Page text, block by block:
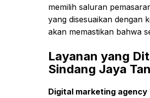
memilih saluran
yang disesuaikan dengan
akan memastikan bahwa
Layanan yang
Sindang Jaya
Digital marketing agency